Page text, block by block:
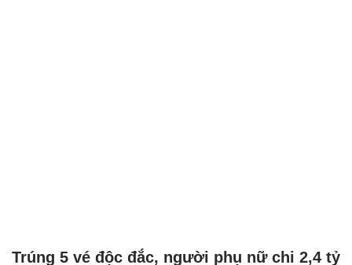
Trúng 5 vé độc đắc, người phụ nữ chi 2,4 tỷ